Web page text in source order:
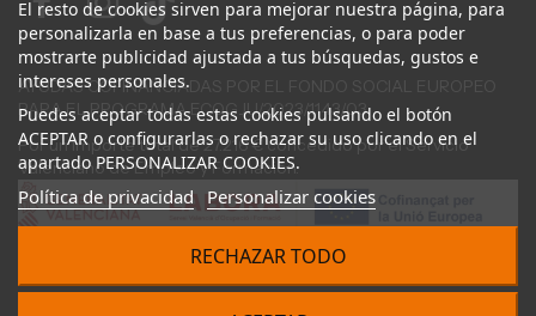
El resto de cookies sirven para mejorar nuestra página, para
personalizarla en base a tus preferencias, o para poder
mostrarte publicidad ajustada a tus búsquedas, gustos e
intereses personales.
Puedes aceptar todas estas cookies pulsando el botón
ACEPTAR o configurarlas o rechazar su uso clicando en el
apartado PERSONALIZAR COOKIES.
Política de privacidad Personalizar cookies
RECHAZAR TODO
AYUDAS COFINANCIADAS POR EL FONDO SOCIAL EUROPEO
PARA EL PROGRAMA ECOGJU/2023/1143/03
Por un importe total de 27.216 € concedido por el Servicio
Valenciano de Empleo y Formación.